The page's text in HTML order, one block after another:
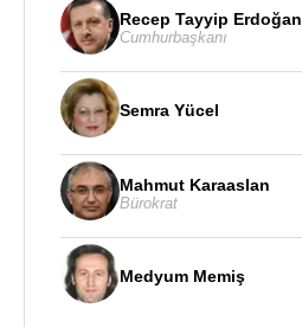
Recep Tayyip Erdoğan
Cumhurbaşkanı
Semra Yücel
Mahmut Karaaslan
Bürokrat
Medyum Memiş